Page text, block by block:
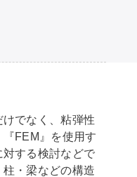
でなく、粘弾性
FEM』を使用す
する検討などで
・梁などの構造